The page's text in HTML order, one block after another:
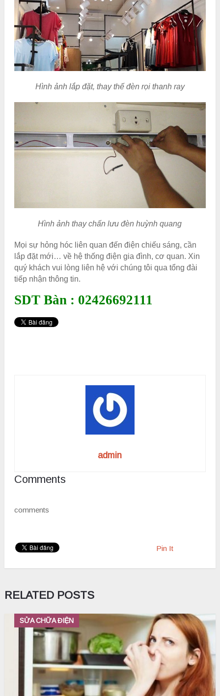
Hình ảnh lắp đặt, thay thế đèn rọi thanh ray
Hình ảnh thay chấn lưu đèn huỳnh quang
Mọi sự hỏng hóc liên quan đến điện chiếu sáng, cần
lắp đặt mới… về hệ thống điện gia đình, cơ quan. Xin
quý khách vui lòng liên hệ với chúng tôi qua tổng đài
tiếp nhận thông tin.
SDT Bàn : 02426692111
admin
Comments
comments
Pin It
RELATED POSTS
SỬA CHỮA ĐIỆN